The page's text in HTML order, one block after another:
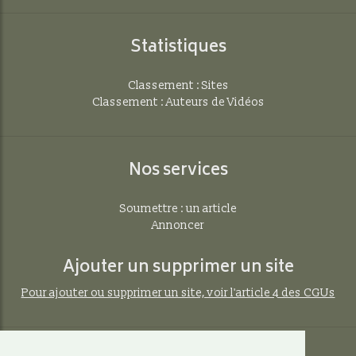
Statistiques
Classement : Sites
Classement : Auteurs de Vidéos
Nos services
Soumettre : un article
Annoncer
Ajouter un supprimer un site
Pour ajouter ou supprimer un site, voir l'article 4 des CGUs